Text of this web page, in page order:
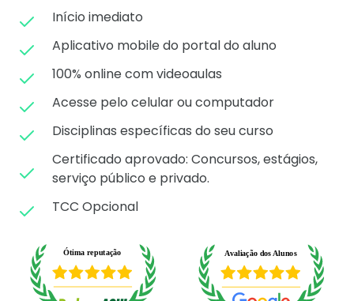
Início imediato
Aplicativo mobile do portal do aluno
100% online com videoaulas
Acesse pelo celular ou computador
Disciplinas específicas do seu curso
Certificado aprovado: Concursos, estágios,
serviço público e privado.
TCC Opcional